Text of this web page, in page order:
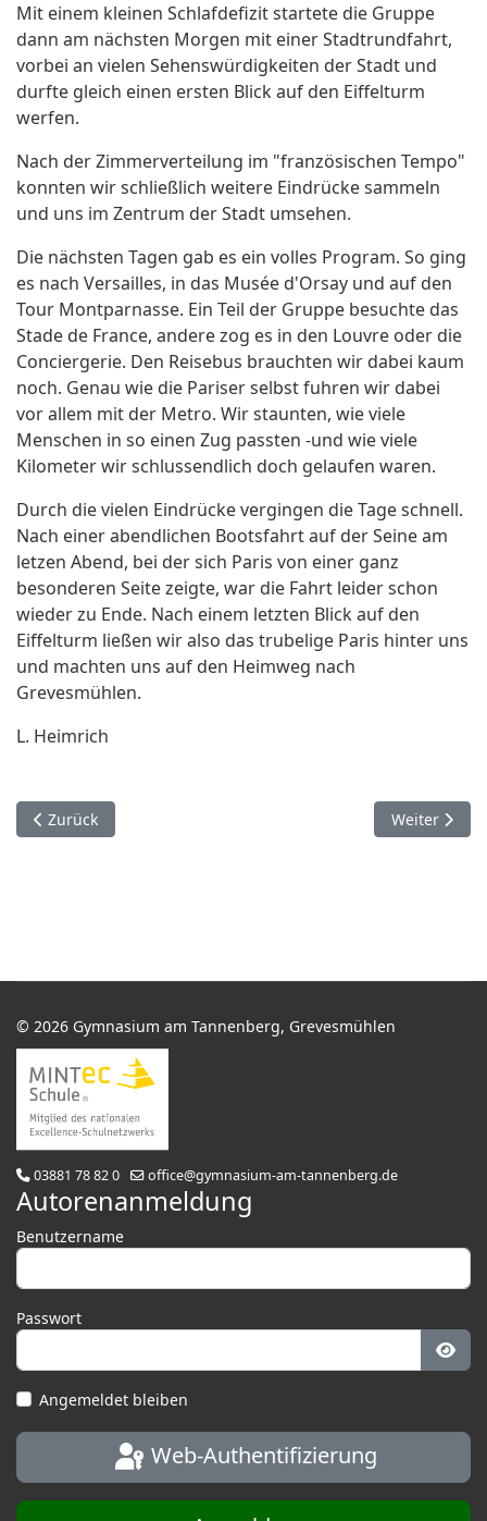
Mit einem kleinen Schlafdefizit startete die Gruppe
dann am nächsten Morgen mit einer Stadtrundfahrt,
vorbei an vielen Sehenswürdigkeiten der Stadt und
durfte gleich einen ersten Blick auf den Eiffelturm
werfen.
Nach der Zimmerverteilung im "französischen Tempo"
konnten wir schließlich weitere Eindrücke sammeln
und uns im Zentrum der Stadt umsehen.
Die nächsten Tagen gab es ein volles Program. So ging
es nach Versailles, in das Musée d'Orsay und auf den
Tour Montparnasse. Ein Teil der Gruppe besuchte das
Stade de France, andere zog es in den Louvre oder die
Conciergerie. Den Reisebus brauchten wir dabei kaum
noch. Genau wie die Pariser selbst fuhren wir dabei
vor allem mit der Metro. Wir staunten, wie viele
Menschen in so einen Zug passten -und wie viele
Kilometer wir schlussendlich doch gelaufen waren.
Durch die vielen Eindrücke vergingen die Tage schnell.
Nach einer abendlichen Bootsfahrt auf der Seine am
letzen Abend, bei der sich Paris von einer ganz
besonderen Seite zeigte, war die Fahrt leider schon
wieder zu Ende. Nach einem letzten Blick auf den
Eiffelturm ließen wir also das trubelige Paris hinter uns
und machten uns auf den Heimweg nach
Grevesmühlen.
L. Heimrich
Vorheriger Beitrag: Studienfahrt nach Paris
Zurück Nächster
Weiter
© 2026 Gymnasium am Tannenberg, Grevesmühlen
03881 78 82 0 office@gymnasium-am-tannenberg.de
Autorenanmeldung
Benutzername
Passwort
Angemeldet bleiben
Web-Authentifizierung